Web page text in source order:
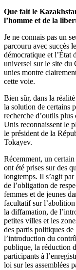
Que fait le
l’homme et de la
Je ne connais pas un
parcouru avec succès
démocratique et l’État
universel sur le site du
unies montre
cette voie.
Bien sûr, dans la
la solution de certains
recherche d’outils
Unis reconnaissent le
le président de la
Tokayev.
Récemment, un
ont été prises sur des
longtemps. Il s’agit
de l’obligation de
femmes et de jeunes
facultatif sur
la diffamation, de
petites villes et les
des partis politiques
l’introduction du
publique, la réduction
participants à
loi sur les assemblées